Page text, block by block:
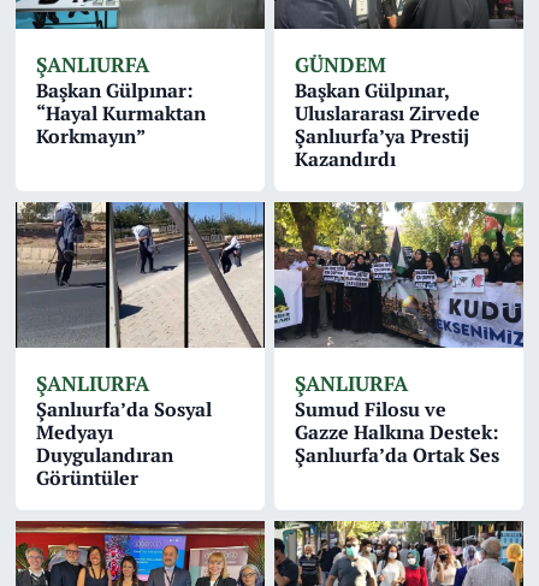
ŞANLIURFA
Başkan Gülpınar:
“Hayal Kurmaktan
Korkmayın”
GÜNDEM
Başkan Gülpınar,
Uluslararası Zirvede
Şanlıurfa’ya Prestij
Kazandırdı
ŞANLIURFA
Şanlıurfa’da Sosyal
Medyayı
Duygulandıran
Görüntüler
ŞANLIURFA
Sumud Filosu ve
Gazze Halkına Destek:
Şanlıurfa’da Ortak Ses